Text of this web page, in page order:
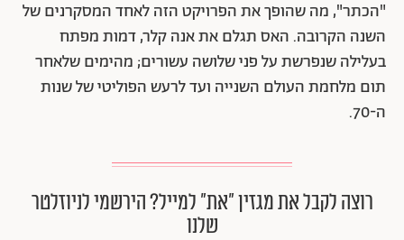
"הכתר", מה שהופך את הפרויקט הזה לאחד המסקרנים של
השנה הקרובה. האס תגלם את אנה קלר, דמות מפתח
בעלילה שנפרשת על פני שלושה עשורים; מהימים שלאחר
תום מלחמת העולם השנייה ועד לרעש הפוליטי של שנות
ה-70.
רוצה לקבל את מגזין ״את״ למייל? הירשמי לניוזלטר
שלנו